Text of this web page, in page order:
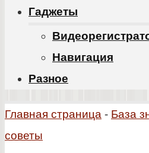
Гаджеты
Навигация
Разное
Главная страница - База
советы